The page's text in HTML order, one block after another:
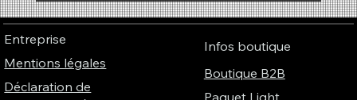
Pourquoi les parfums ont-ils une sonorité ?
– Le lien fascinant entre parfum, musique
Entreprise
Mentions légales
Déclaration de
Infos boutique
Boutique B2B
Paquet Light